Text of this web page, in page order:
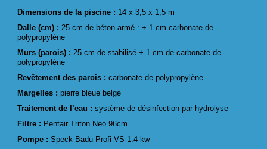
Dimensions de la piscine : 14 x 3,5 x 1,5 m
Dalle (cm) : 25 cm de béton armé : + 1 cm carbonate de
polypropylène
Murs (parois) : 25 cm de stabilisé + 1 cm de carbonate de
polypropylène
Revêtement des parois :carbonate de polypropylène
Margelles :pierre bleue belge
Traitement de l’eau :système de désinfection par hydrolyse
Filtre : Pentair Triton Neo 96cm
Pompe :Speck Badu Profi VS 1.4 kw